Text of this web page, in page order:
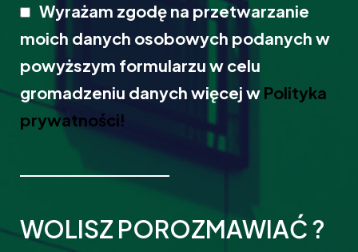
Wyrażam zgodę na przetwarzanie
moich danych osobowych podanych w
powyższym formularzu w celu
gromadzeniu danych więcej w Polityka
prywatności!
WOLISZ POROZMAWIAĆ ?